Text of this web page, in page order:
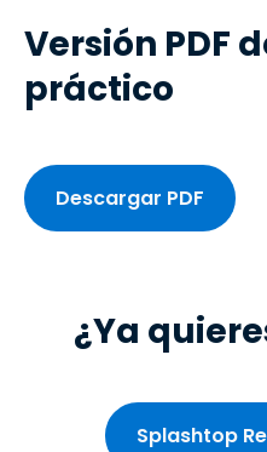
Versión PDF
práctico
Descargar PDF
¿Ya
Splashtop